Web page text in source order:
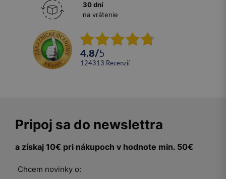
30 dní
na vrátenie
4.8/5
124313 recenzií
Pripoj sa do newslettra
a získaj 10€ pri nákupoch v hodnote min. 50€
Chcem novinky o: